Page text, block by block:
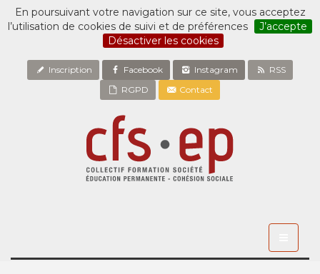
En poursuivant votre navigation sur ce site, vous acceptez
l’utilisation de cookies de suivi et de préférences
J’accepte
Désactiver les cookies
Inscription Facebook Instagram
RSS
RGPD
Contact